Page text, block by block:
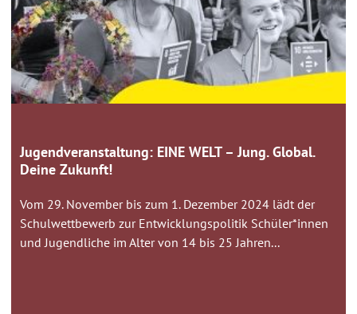
Jugendveranstaltung: EINE WELT – Jung. Global.
Deine Zukunft!
Vom 29. November bis zum 1. Dezember 2024 lädt der
Schulwettbewerb zur Entwicklungspolitik Schüler*innen
und Jugendliche im Alter von 14 bis 25 Jahren...